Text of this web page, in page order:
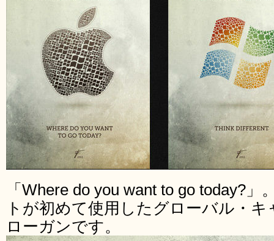
「Where do you want to go today?
トが初めて使用したグローバル・
ローガンです。